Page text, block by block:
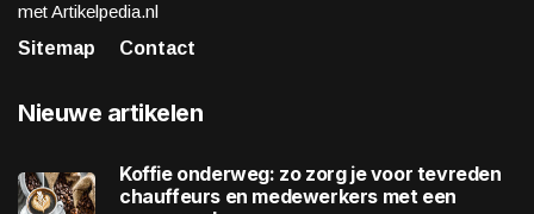
met Artikelpedia.nl
Sitemap
Contact
Nieuwe artikelen
Koffie onderweg: zo zorg je voor tevreden
chauffeurs en medewerkers met een